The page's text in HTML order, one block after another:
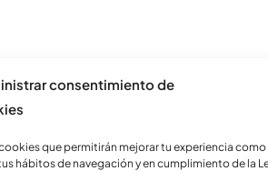
consentimiento de
que permitirán mejorar tu experiencia como
hábitos de navegación y en cumplimiento de la